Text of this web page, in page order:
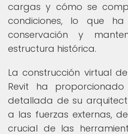
cargas y cómo se
condiciones, lo que
conservación y
estructura histórica.
La construcción virtual
Revit ha
detallada de su
a las fuerzas externas,
crucial de las